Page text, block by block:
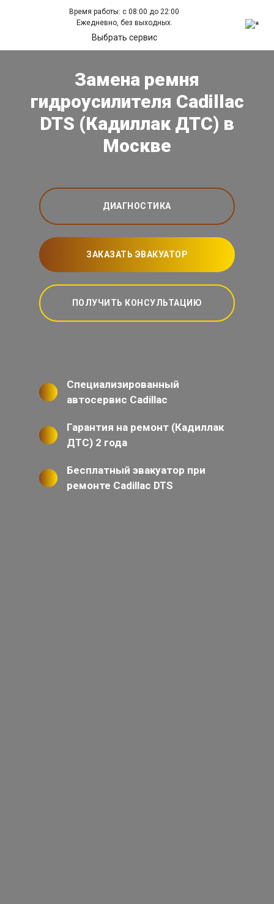
Время работы: с 08:00 до 22:00
Ежедневно, без выходных.
Выбрать сервис
Замена ремня
гидроусилителя Cadillac
DTS (Кадиллак ДТС) в
Москве
ДИАГНОСТИКА
ЗАКАЗАТЬ ЭВАКУАТОР
ПОЛУЧИТЬ КОНСУЛЬТАЦИЮ
Специализированный
автосервис Cadillac
Гарантия на ремонт (Кадиллак
ДТС) 2 года
Бесплатный эвакуатор при
ремонте Cadillac DTS